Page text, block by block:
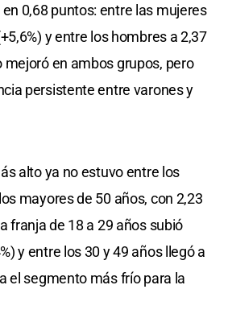
0,68 puntos: entre las mujeres
y entre los hombres a 2,37
mejoró en ambos grupos, pero
persistente entre varones y
alto ya no estuvo entre los
mayores de 50 años, con 2,23
franja de 18 a 29 años subió
y entre los 30 y 49 años llegó a
el segmento más frío para la